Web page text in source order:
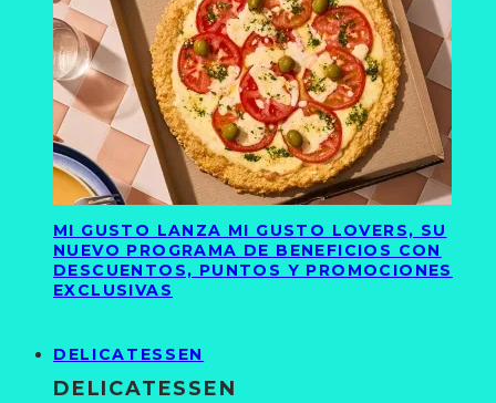
MI GUSTO LANZA MI GUSTO LOVERS, SU
NUEVO PROGRAMA DE BENEFICIOS CON
DESCUENTOS, PUNTOS Y PROMOCIONES
EXCLUSIVAS
DELICATESSEN
DELICATESSEN